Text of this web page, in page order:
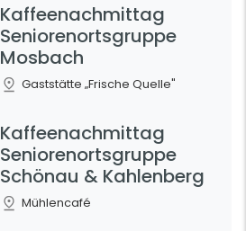
Kaffeenachmittag
Seniorenortsgruppe
Mosbach
Gaststätte „Frische Quelle"
Kaffeenachmittag
Seniorenortsgruppe
Schönau & Kahlenberg
Mühlencafé